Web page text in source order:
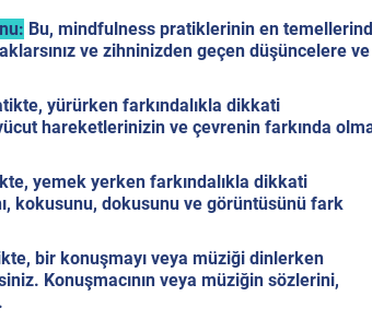
Bu, mindfulness pratiklerinin en
ve zihninizden geçen düşüncelere ve
yürürken farkındalıkla dikkati
hareketlerinizin ve çevrenin farkında
yemek yerken farkındalıkla dikkati
kokusunu, dokusunu ve görüntüsünü fark
bir konuşmayı veya müziği dinlerken
Konuşmacının veya müziğin sözlerini,